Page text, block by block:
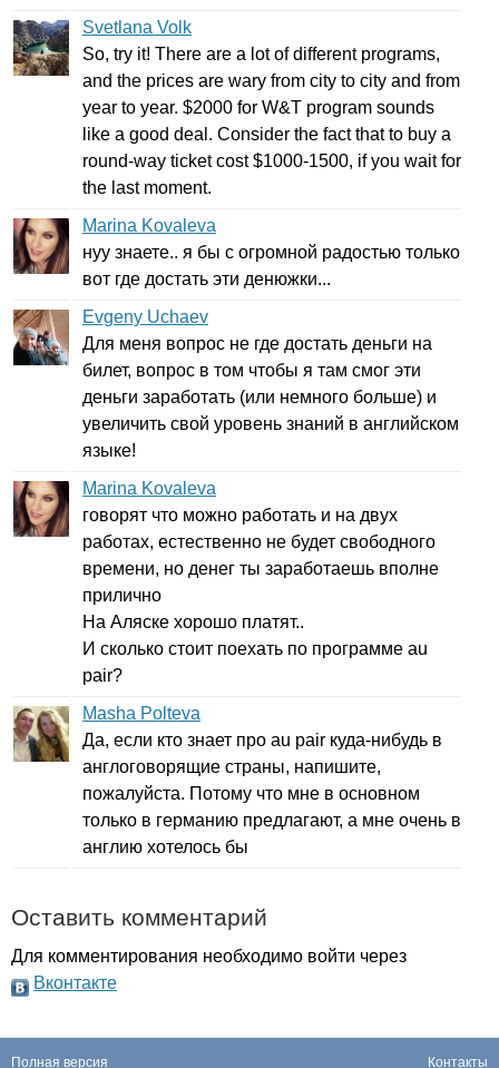
Svetlana Volk
So, try it! There are a lot of different programs,
and the prices are wary from city to city and from
year to year. $2000 for W&T program sounds
like a good deal . Consider the fact that to buy a
round-way ticket cost$1000-1500, if you wait for
the last moment.
Marina Kovaleva
нуу знаете.. я бы с огромной радостью только
вот где достать эти денюжки...
Evgeny Uchaev
Для меня вопрос не где достать деньги на
билет, вопрос в том чтобы я там смог эти
деньги заработать (или немного больше) и
увеличить свой уровень знаний в английском
языке!
Marina Kovaleva
говорят что можно работать и на двух
работах, естественно не будет свободного
времени, но денег ты заработаешь вполне
прилично
На Аляске хорошо платят..
И сколько стоит поехать по программе au
pair?
Masha Polteva
Да, если кто знает про au pair куда-нибудь в
англоговорящие страны, напишите,
пожалуйста. Потому что мне в основном
только в германию предлагают, а мне очень в
англию хотелось бы
Оставить комментарий
Для комментирования необходимо войти через
Вконтакте
Контакты
Полная версия